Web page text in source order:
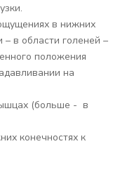
в нижних
– в области голеней –
положения
на
(больше - в
конечностях к